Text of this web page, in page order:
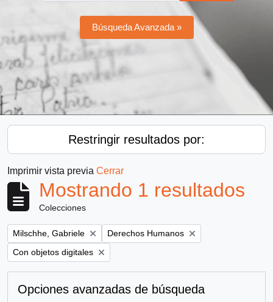
Búsqueda Avanzada »
Restringir resultados por:
Imprimir vista previa Cerrar
Mostrando 1 resultados
Colecciones
Remove filter:
Milschhe, Gabriele Remove filter:
Derechos Humanos
Remove filter:
Con objetos digitales
Opciones avanzadas de búsqueda